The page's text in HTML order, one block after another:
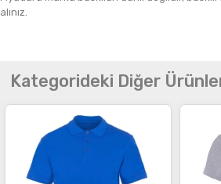
alınız.
Kategorideki Diğer